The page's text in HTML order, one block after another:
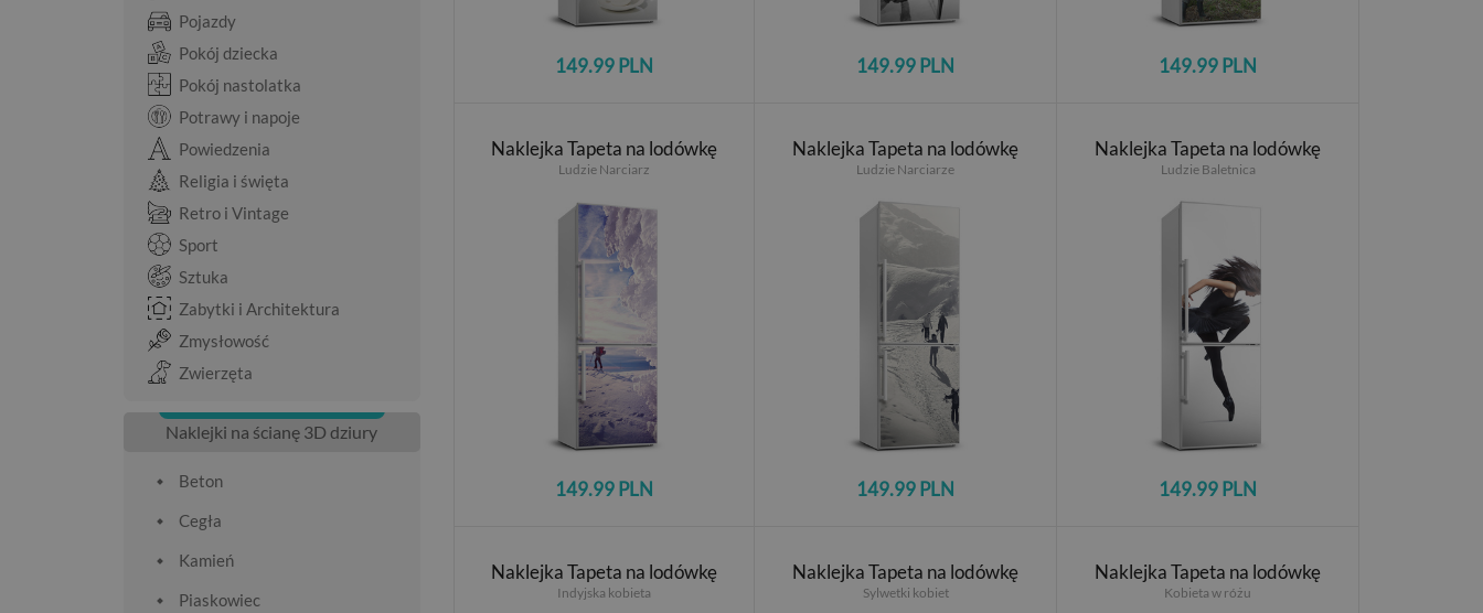
Pojazdy
Pokój dziecka
Pokój nastolatka
Potrawy i napoje
Powiedzenia
Religia i święta
Retro i Vintage
Sport
Sztuka
Zabytki i Architektura
Zmysłowość
Zwierzęta
Naklejki na ścianę 3D dziury
Beton
Cegła
Kamień
Piaskowiec
149.99 PLN 149.99 PLN 149.99 PLN
Naklejka Tapeta na lodówkę
Ludzie Narciarz
149.99 PLN
Naklejka Tapeta na lodówkę
Ludzie Narciarze
149.99 PLN
Naklejka Tapeta na lodówkę
Ludzie Baletnica
149.99 PLN
Naklejka Tapeta na lodówkę
Indyjska kobieta
Naklejka Tapeta na lodówkę
Sylwetki kobiet
Naklejka Tapeta na lodówkę
Kobieta w różu